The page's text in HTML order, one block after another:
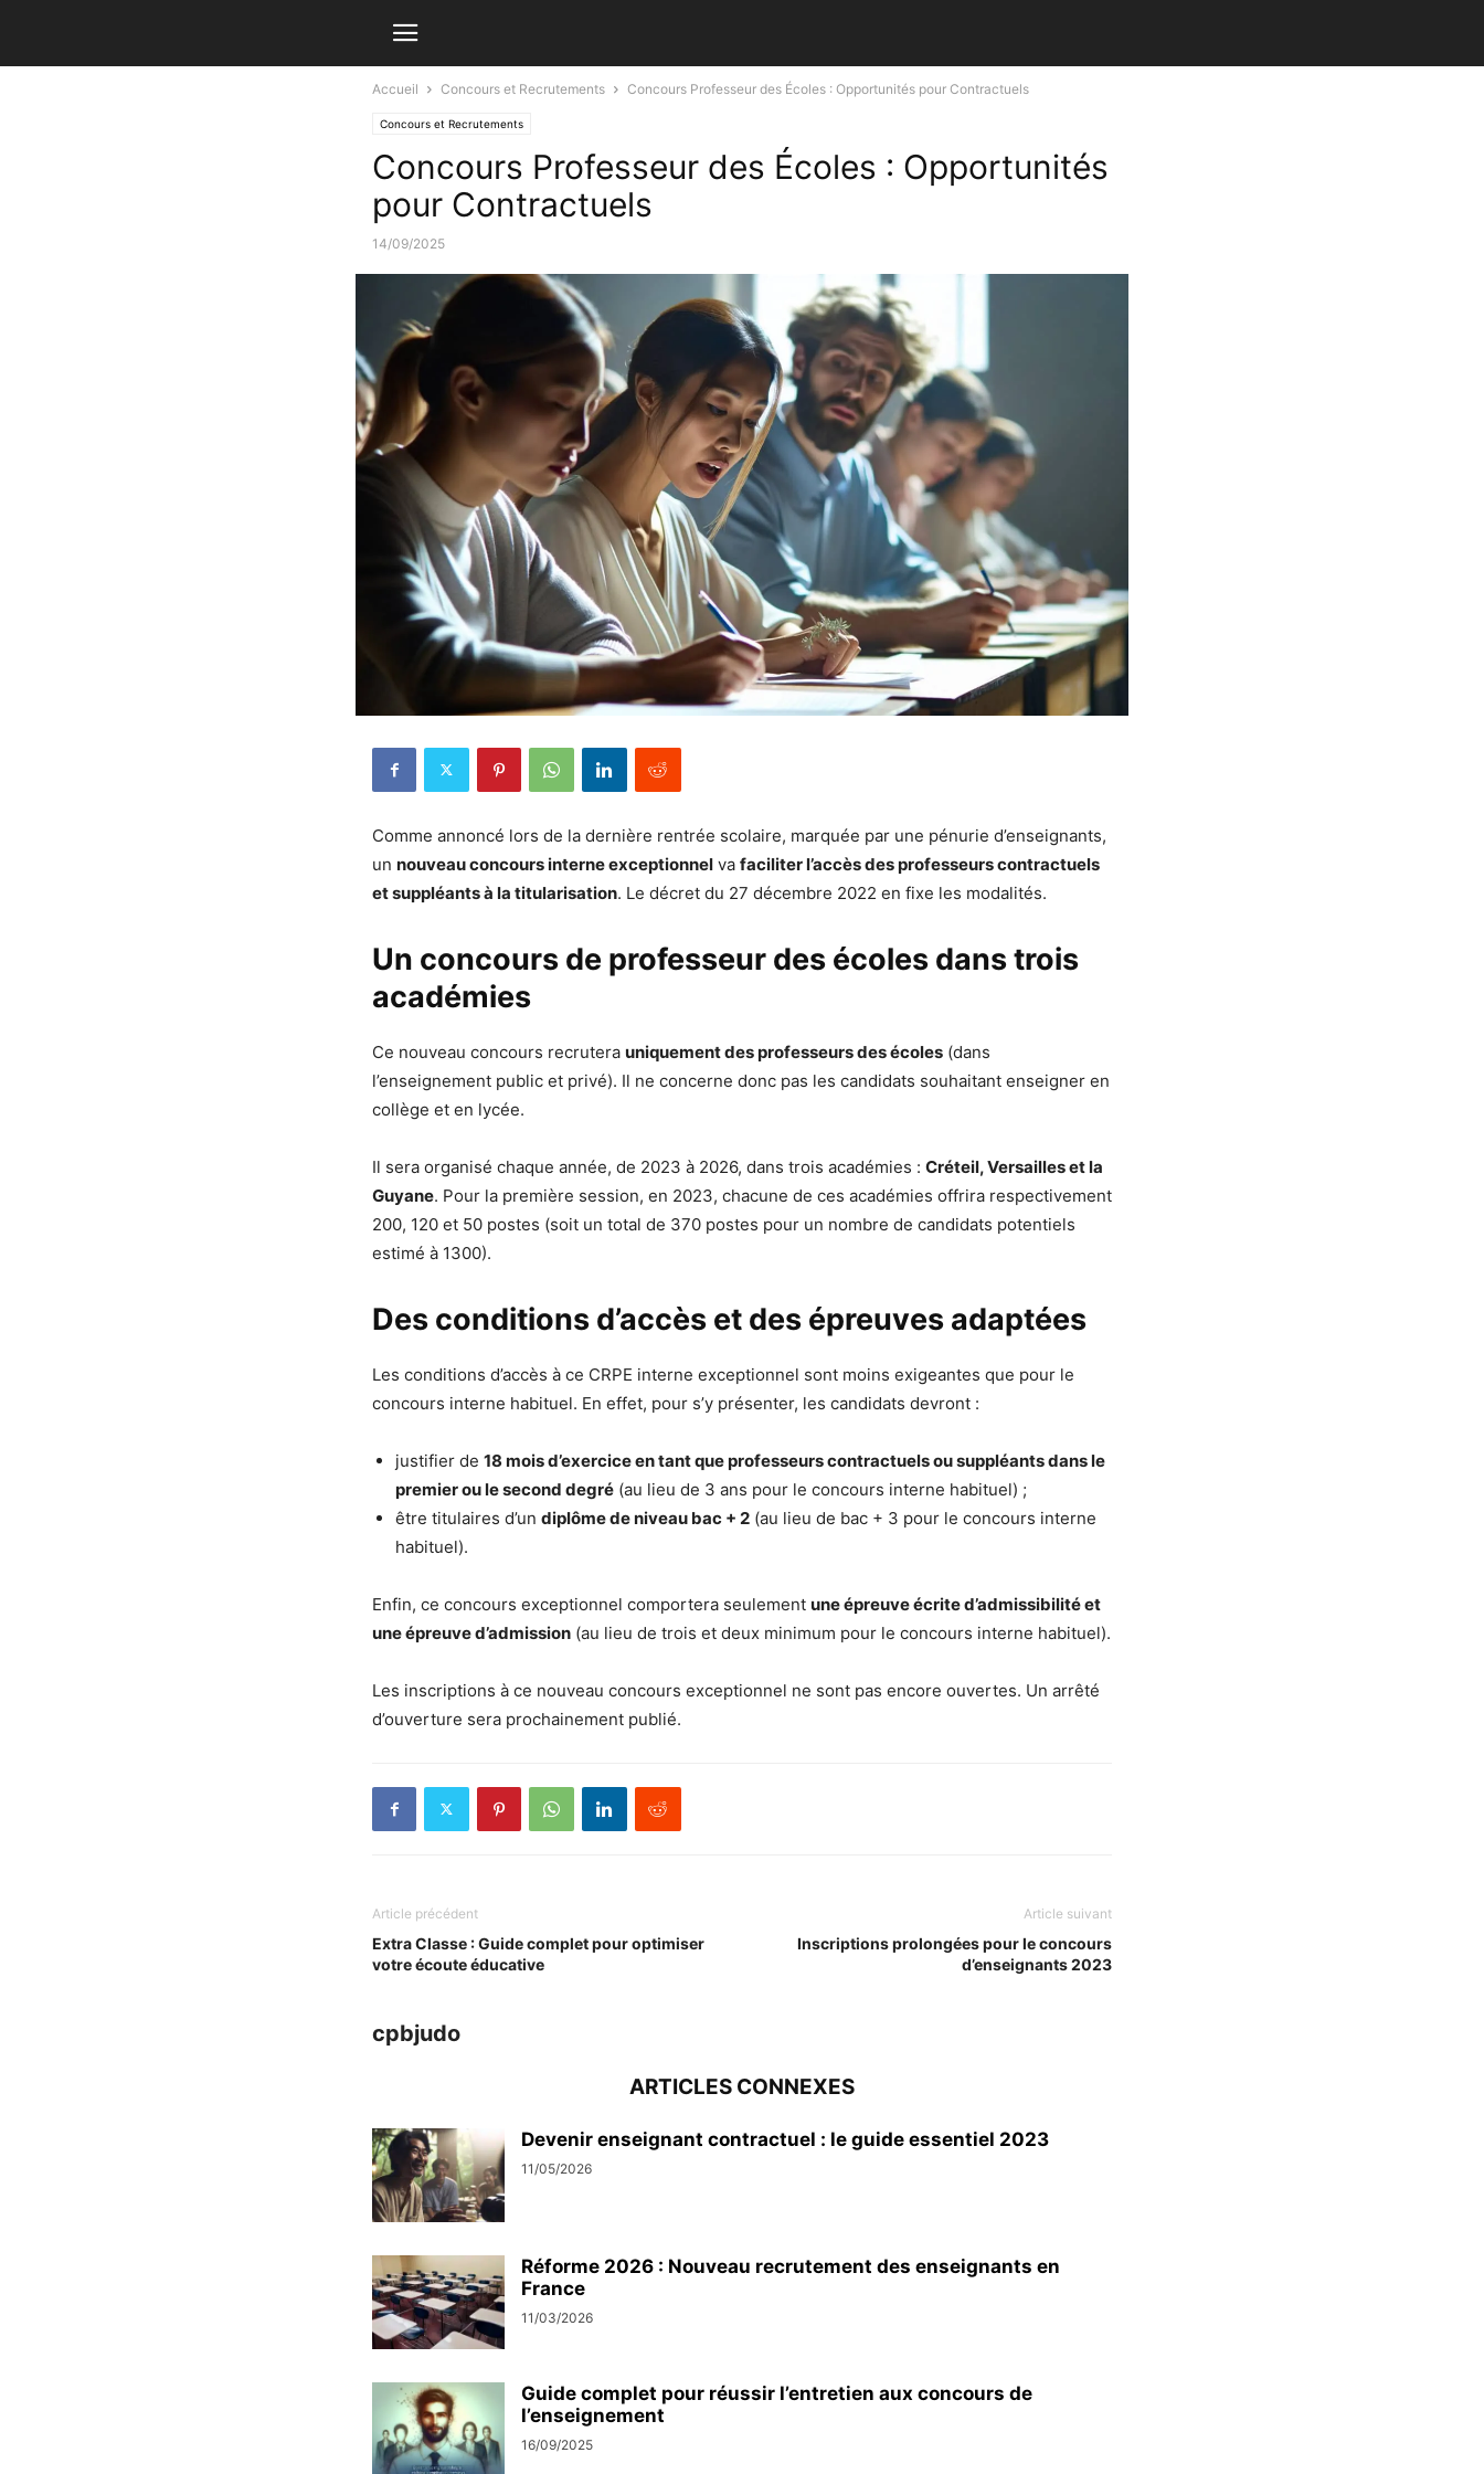
Accueil Concours et Recrutements Concours Professeur des Écoles : Opportunités pour Contractuels
Concours et Recrutements
Concours Professeur des Écoles : Opportunités
pour Contractuels
14/09/2025
Comme annoncé lors de la dernière rentrée scolaire, marquée par une pénurie d’enseignants,
un nouveau concours interne exceptionnel va faciliter l’accès des professeurs contractuels
et suppléants à la titularisation. Le décret du 27 décembre 2022 en fixe les modalités.
Un concours de professeur des écoles dans trois
académies
Ce nouveau concours recrutera uniquement des professeurs des écoles (dans
l’enseignement public et privé). Il ne concerne donc pas les candidats souhaitant enseigner en
collège et en lycée.
Il sera organisé chaque année, de 2023 à 2026, dans trois académies : Créteil, Versailles et la
Guyane. Pour la première session, en 2023, chacune de ces académies offrira respectivement
200, 120 et 50 postes (soit un total de 370 postes pour un nombre de candidats potentiels
estimé à 1300).
Des conditions d’accès et des épreuves adaptées
Les conditions d’accès à ce CRPE interne exceptionnel sont moins exigeantes que pour le
concours interne habituel. En effet, pour s’y présenter, les candidats devront :
justifier de 18 mois d’exercice en tant que professeurs contractuels ou suppléants dans le
premier ou le second degré (au lieu de 3 ans pour le concours interne habituel) ;
être titulaires d’un diplôme de niveau bac + 2 (au lieu de bac + 3 pour le concours interne
habituel).
Enfin, ce concours exceptionnel comportera seulement une épreuve écrite d’admissibilité et
une épreuve d’admission (au lieu de trois et deux minimum pour le concours interne habituel).
Les inscriptions à ce nouveau concours exceptionnel ne sont pas encore ouvertes. Un arrêté
d’ouverture sera prochainement publié.
Article précédent
Extra Classe : Guide complet pour optimiser
votre écoute éducative
Article suivant
Inscriptions prolongées pour le concours
d’enseignants 2023
cpbjudo
ARTICLES CONNEXES
Devenir enseignant contractuel : le guide essentiel 2023
11/05/2026
Réforme 2026 : Nouveau recrutement des enseignants en
France
11/03/2026
Guide complet pour réussir l’entretien aux concours de
l’enseignement
16/09/2025